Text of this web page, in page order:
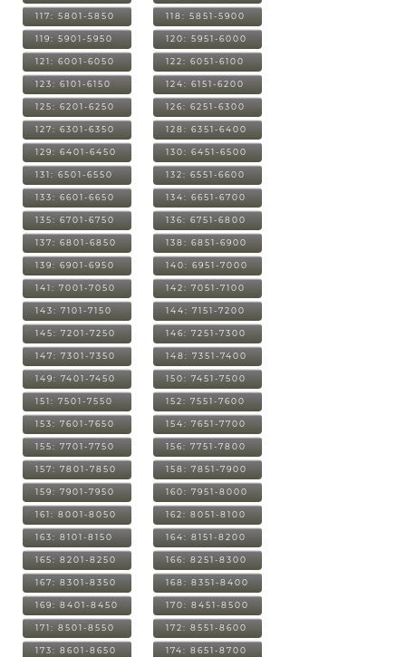
117: 5801-5850 118: 5851-5900
119: 5901-5950 120: 5951-6000
121: 6001-6050 122: 6051-6100
123: 6101-6150 124: 6151-6200
125: 6201-6250 126: 6251-6300
127: 6301-6350 128: 6351-6400
129: 6401-6450 130: 6451-6500
131: 6501-6550 132: 6551-6600
133: 6601-6650 134: 6651-6700
135: 6701-6750 136: 6751-6800
137: 6801-6850 138: 6851-6900
139: 6901-6950 140: 6951-7000
141: 7001-7050 142: 7051-7100
143: 7101-7150 144: 7151-7200
145: 7201-7250 146: 7251-7300
147: 7301-7350 148: 7351-7400
149: 7401-7450 150: 7451-7500
151: 7501-7550 152: 7551-7600
153: 7601-7650 154: 7651-7700
155: 7701-7750 156: 7751-7800
157: 7801-7850 158: 7851-7900
159: 7901-7950 160: 7951-8000
161: 8001-8050 162: 8051-8100
163: 8101-8150 164: 8151-8200
165: 8201-8250 166: 8251-8300
167: 8301-8350 168: 8351-8400
169: 8401-8450 170: 8451-8500
171: 8501-8550 172: 8551-8600
173: 8601-8650 174: 8651-8700